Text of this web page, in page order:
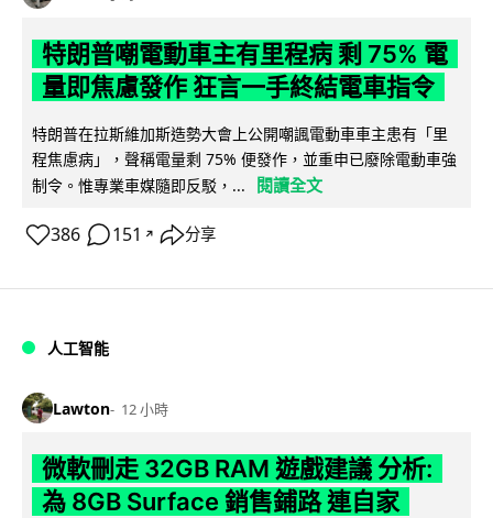
特朗普嘲電動車主有里程病 剩 75% 電
量即焦慮發作 狂言一手終結電車指令
特朗普在拉斯維加斯造勢大會上公開嘲諷電動車車主患有「里
程焦慮病」，聲稱電量剩 75% 便發作，並重申已廢除電動車強
制令。惟專業車媒隨即反駁，...
閱讀全文
386 151 ↗ 分享
人工智能
Lawton 12 小時
微軟刪走 32GB RAM 遊戲建議 分析:
為 8GB Surface 銷售鋪路 連自家